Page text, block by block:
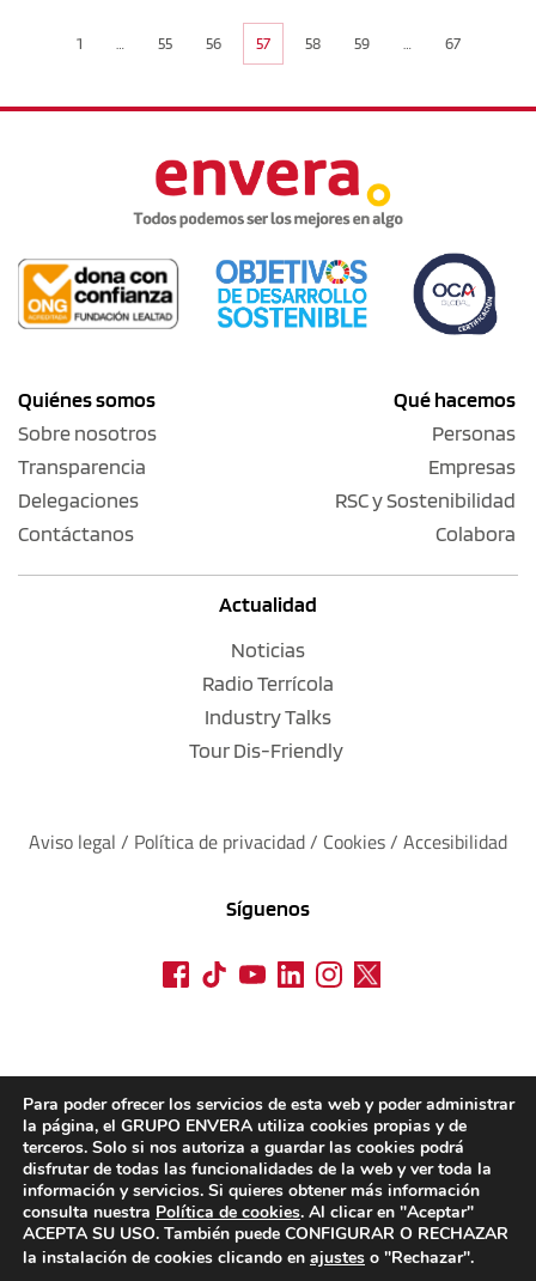
1 55 56 57 58 59 67
Quiénes somos
Sobre nosotros
Transparencia
Delegaciones
Contáctanos
Qué hacemos
Personas
Empresas
RSC y Sostenibilidad
Colabora
Actualidad
Noticias
Radio Terrícola
Industry Talks
Tour Dis-Friendly
Aviso legal / Política de privacidad / Cookies / Accesibilidad
Síguenos
Para poder ofrecer los servicios de esta web y poder administrar
la página, el GRUPO ENVERA utiliza cookies propias y de
terceros. Solo si nos autoriza a guardar las cookies podrá
disfrutar de todas las funcionalidades de la web y ver toda la
información y servicios. Si quieres obtener más información
consulta nuestra Política de cookies. Al clicar en "Aceptar"
ACEPTA SU USO. También puede CONFIGURAR O RECHAZAR
la instalación de cookies clicando en ajustes o "Rechazar".